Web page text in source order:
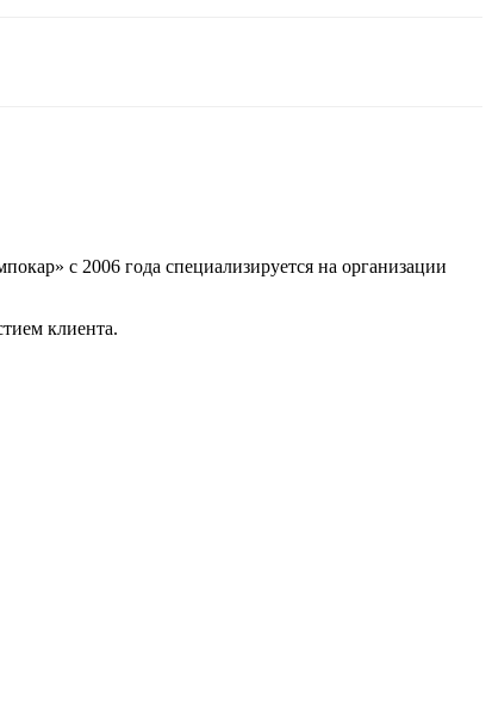
с 2006 года специализируется на организации
клиента.